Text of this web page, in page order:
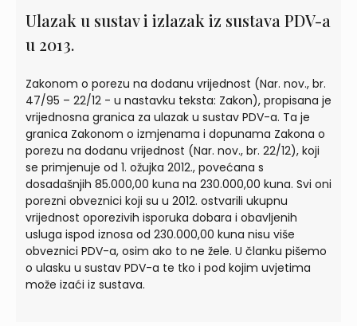
Ulazak u sustav i izlazak iz sustava PDV-a
u 2013.
Zakonom o porezu na dodanu vrijednost (Nar. nov., br.
47/95 – 22/12 - u nastavku teksta: Zakon), propisana je
vrijednosna granica za ulazak u sustav PDV-a. Ta je
granica Zakonom o izmjenama i dopunama Zakona o
porezu na dodanu vrijednost (Nar. nov., br. 22/12), koji
se primjenuje od 1. ožujka 2012., povećana s
dosadašnjih 85.000,00 kuna na 230.000,00 kuna. Svi oni
porezni obveznici koji su u 2012. ostvarili ukupnu
vrijednost oporezivih isporuka dobara i obavljenih
usluga ispod iznosa od 230.000,00 kuna nisu više
obveznici PDV-a, osim ako to ne žele. U članku pišemo
o ulasku u sustav PDV-a te tko i pod kojim uvjetima
može izaći iz sustava.